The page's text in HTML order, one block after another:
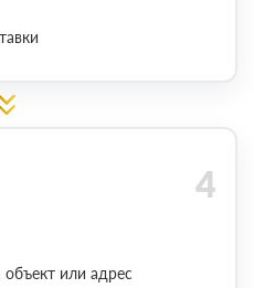
или адрес